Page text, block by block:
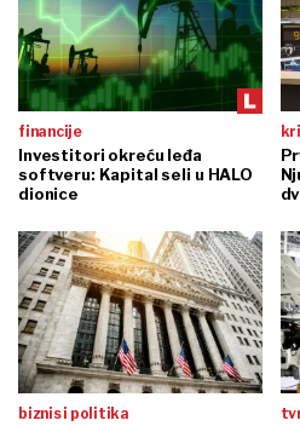
financije
Investitori okreću leđa
softveru: Kapital seli u HALO
dionice
biznis i politika